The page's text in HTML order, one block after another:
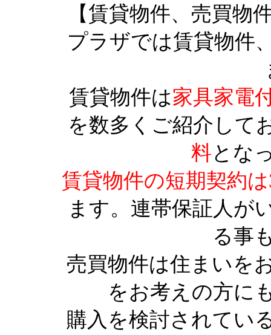
【賃貸物件、売買物
プラザでは賃貸物件
賃貸物件は家具家電
を数多くご紹介して
料とな
賃貸物件の短期契約
ます。連帯保証人が
る事
売買物件は住まいを
をお考えの方に
購入を検討されてい